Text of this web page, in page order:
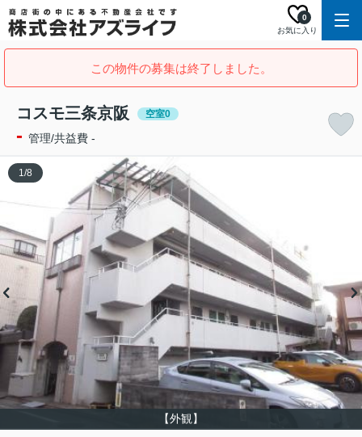
お気に入り
0
この物件の募集は終了しました。
コスモ三条京阪 空室0
- 管理/共益費 -
【外観】
1/8